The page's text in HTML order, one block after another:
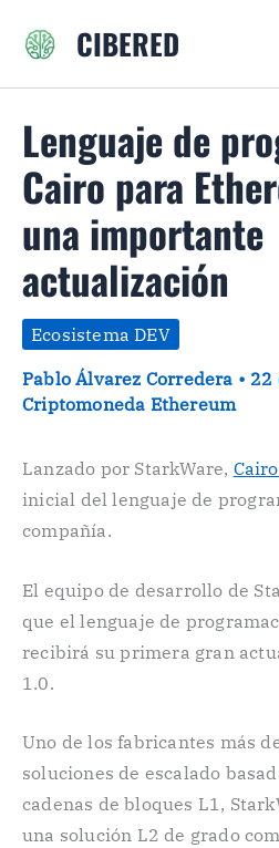
CIBERED
Lenguaje de
Cairo para
una importante
actualización
Ecosistema DEV
Pablo Álvarez Corredera • 22
Criptomoneda Ethereum
Lanzado por StarkWare,
inicial del lenguaje de
compañía.
El equipo de desarrollo de
que el lenguaje de
recibirá su primera gran
1.0.
Uno de los fabricantes más
soluciones de escalado
cadenas de bloques L1,
una solución L2 de grado